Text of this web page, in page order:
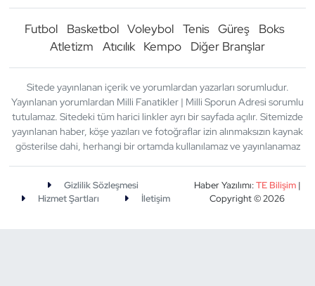
Futbol Basketbol Voleybol Tenis Güreş
Boks
Atletizm
Atıcılık Kempo Diğer Branşlar
Sitede yayınlanan içerik ve yorumlardan yazarları sorumludur.
Yayınlanan yorumlardan Milli Fanatikler | Milli Sporun Adresi sorumlu
tutulamaz. Sitedeki tüm harici linkler ayrı bir sayfada açılır. Sitemizde
yayınlanan haber, köşe yazıları ve fotoğraflar izin alınmaksızın kaynak
gösterilse dahi, herhangi bir ortamda kullanılamaz ve yayınlanamaz
Gizlilik Sözleşmesi
Hizmet Şartları
İletişim
Haber Yazılımı:TE Bilişim|
Copyright © 2026